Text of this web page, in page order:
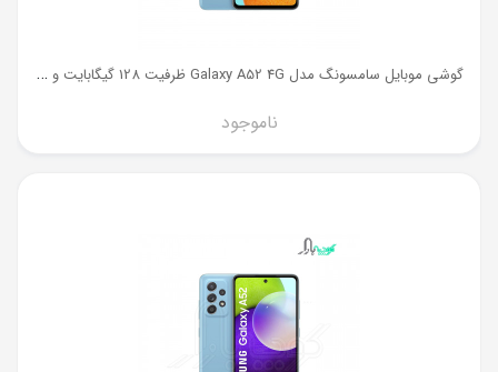
گ
وشی موبایل سامسونگ مدل Galaxy A52 4G ظرفیت 128 گیگابایت و رم 6 گیگ
ناموجود